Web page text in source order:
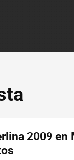
2009 en